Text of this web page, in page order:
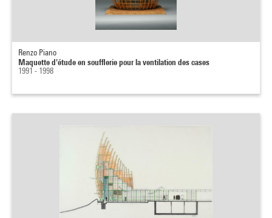
Renzo Piano
Maquette d'étude en soufflerie pour la ventilation des cases
1991 - 1998